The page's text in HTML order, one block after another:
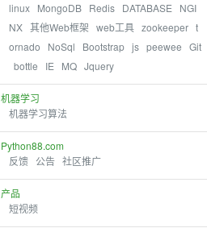
linux MongoDB Redis DATABASE
NGI
NX 其他Web框架 web工具 zookeeper t
ornado
NoSql Bootstrap js peewee Git
bottle
IE MQ Jquery
机器学习
机器学习算法
Python88.com
反馈 公告 社区推广
产品
短视频